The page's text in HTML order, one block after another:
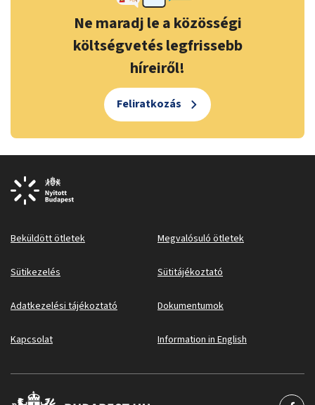
Ne maradj le a közösségi
költségvetés legfrissebb
híreiről!
Feliratkozás
Beküldött ötletek Megvalósuló ötletek
Sütikezelés Sütitájékoztató
Adatkezelési tájékoztató Dokumentumok
Kapcsolat Information in English